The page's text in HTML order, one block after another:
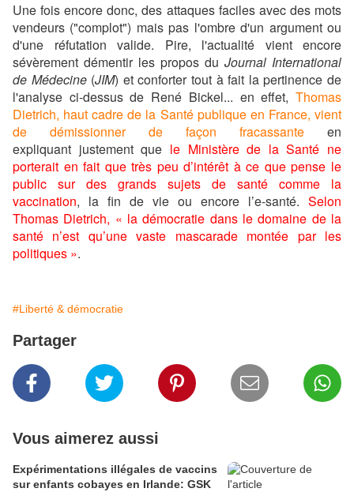
Une fois encore donc, des attaques faciles avec des mots
vendeurs ("complot") mais pas l'ombre d'un argument ou
d'une réfutation valide. Pire, l'actualité vient encore
sévèrement démentir les propos du Journal International
de Médecine(JIM) et conforter tout à fait la pertinence de
l'analyse ci-dessus de René Bickel... en effet, Thomas
Dietrich, haut cadre de la Santé publique en France, vient
de démissionner de façon fracassante en
expliquant justement que le Ministère de la Santé ne
porterait en fait que très peu d’intérêt à ce que pense le
public sur des grands sujets de santé comme la
vaccination, la fin de vie ou encore l’e-santé. Selon
Thomas Dietrich, « la démocratie dans le domaine de la
santé n’est qu’une vaste mascarade montée par les
politiques ».
#Liberté & démocratie
Partager
Vous aimerez aussi
Expérimentations illégales de vaccins
sur enfants cobayes en Irlande: GSK